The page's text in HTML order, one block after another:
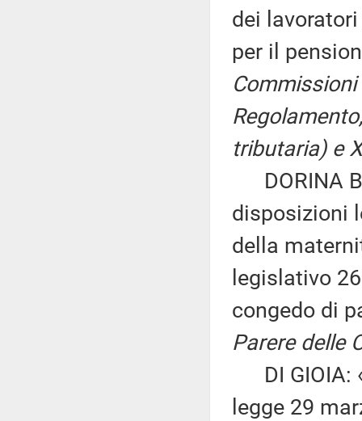
dei
per il
Commissioni
tributaria) e
DORINA
disposizioni
della
legislativo
congedo di
Parere delle
DI GIOIA:
legge 29